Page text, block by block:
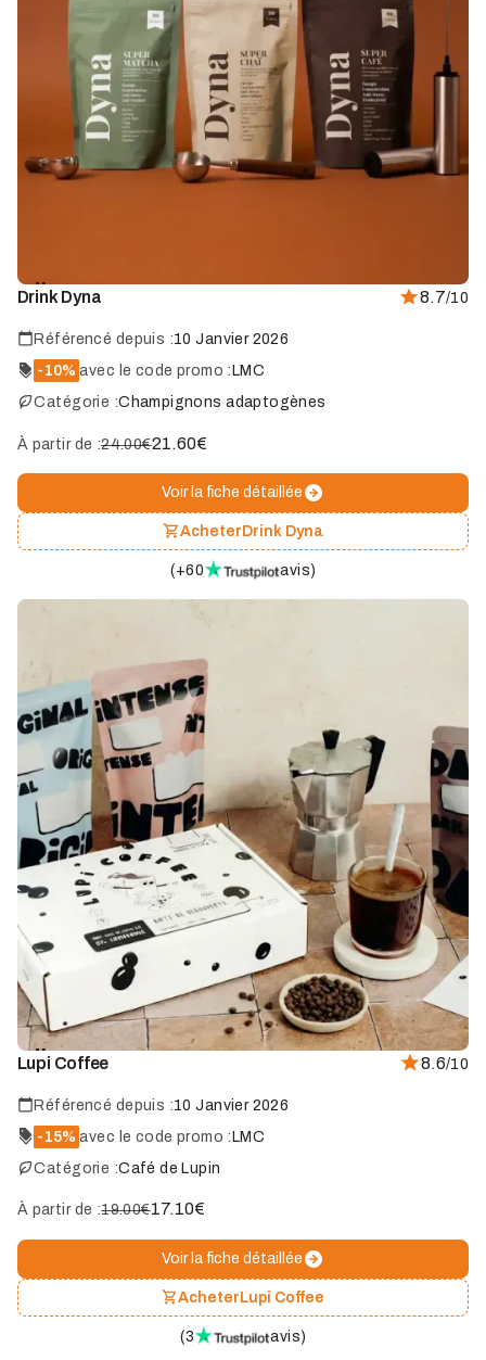
Marque
coup
cœur
Drink Dyna 8.7/10
Référencé depuis :10 Janvier 2026
-10% avec le code promo : LMC
Catégorie :Champignons adaptogènes
À partir de :24.00€21.60€
Voir la fiche détaillée
Acheter Drink Dyna
(+60 avis)
Marque
coup
cœur
Lupi Coffee 8.6/10
Référencé depuis :10 Janvier 2026
-15% avec le code promo : LMC
Catégorie :Café de Lupin
À partir de :19.00€17.10€
Voir la fiche détaillée
Acheter Lupi Coffee
(3 avis)